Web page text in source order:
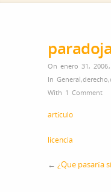
paradoja
On enero 31, 2006,
In General,derecho,
With 1 Comment
artículo
licencia
← ¿Que pasaría